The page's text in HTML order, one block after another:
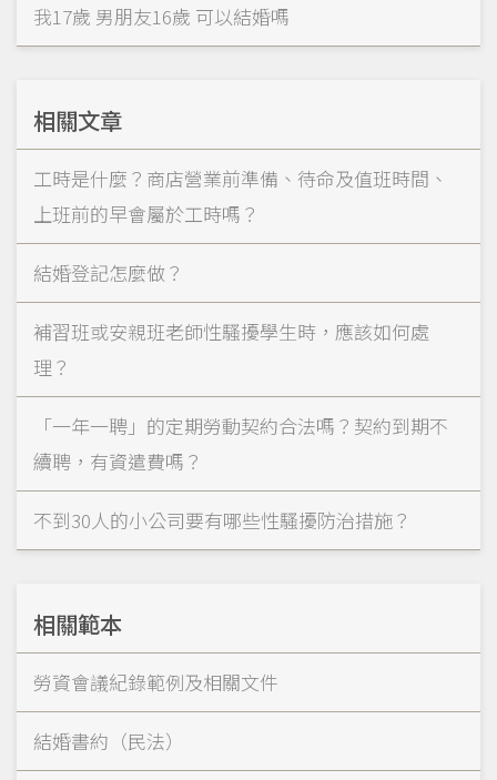
我17歲 男朋友16歲 可以結婚嗎
相關文章
工時是什麼？商店營業前準備、待命及值班時間、
上班前的早會屬於工時嗎？
結婚登記怎麼做？
補習班或安親班老師性騷擾學生時，應該如何處
理？
「一年一聘」的定期勞動契約合法嗎？契約到期不
續聘，有資遣費嗎？
不到30人的小公司要有哪些性騷擾防治措施？
相關範本
勞資會議紀錄範例及相關文件
結婚書約（民法）